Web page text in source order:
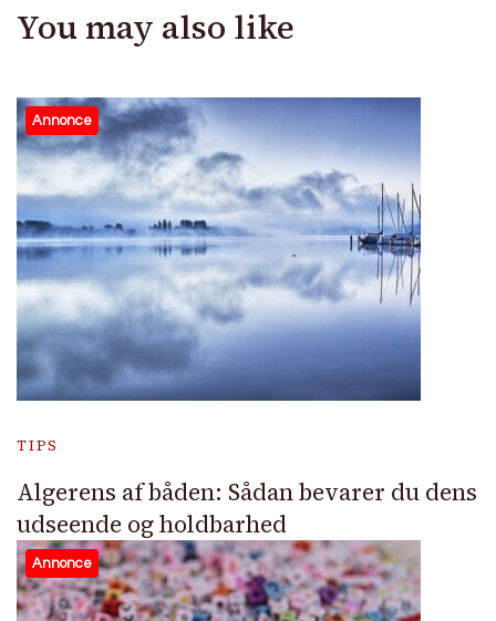
You may also like
Annonce
TIPS
Algerens af båden: Sådan bevarer du dens
udseende og holdbarhed
Annonce